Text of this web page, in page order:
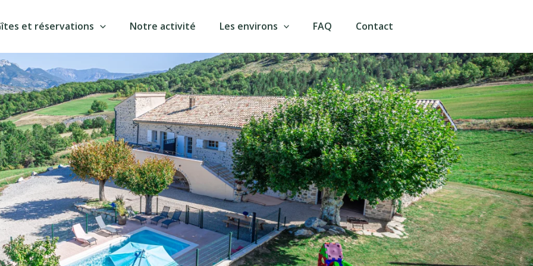
et réservations Notre activité Les environs FAQ Contact